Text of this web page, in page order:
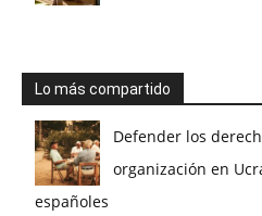
Lo más compartido
Defender los
organización en
españoles